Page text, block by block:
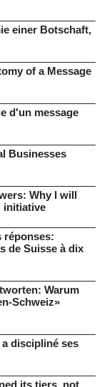
einer Botschaft,
of a Message
d'un message
Businesses
Why I will
initiative
réponses:
de Suisse à dix
Warum
Schweiz»
discipliné ses
its tiers, not